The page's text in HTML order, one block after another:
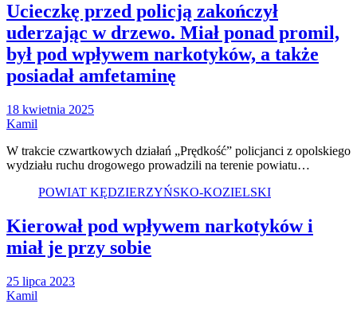
Ucieczkę przed policją zakończył
uderzając w drzewo. Miał ponad promil,
był pod wpływem narkotyków, a także
posiadał amfetaminę
18 kwietnia 2025
Kamil
W trakcie czwartkowych działań „Prędkość” policjanci z opolskiego
wydziału ruchu drogowego prowadzili na terenie powiatu…
POWIAT KĘDZIERZYŃSKO-KOZIELSKI
Kierował pod wpływem narkotyków i
miał je przy sobie
25 lipca 2023
Kamil